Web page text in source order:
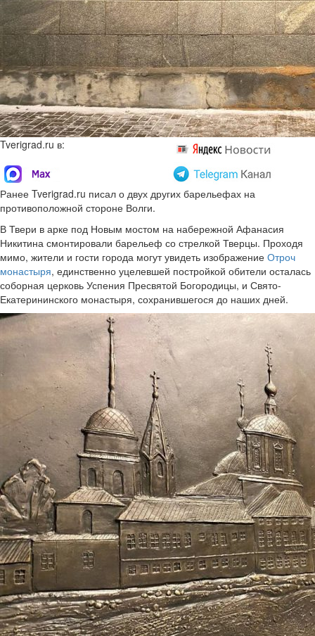
Tverigrad.ru в:
Ранее Tverigrad.ru писал о двух других барельефах на
противоположной стороне Волги.
В Твери в арке под Новым мостом на набережной Афанасия
Никитина смонтировали барельеф со стрелкой Тверцы. Проходя
мимо, жители и гости города могут увидеть изображение Отроч
монастыря, единственно уцелевшей постройкой обители осталась
соборная церковь Успения Пресвятой Богородицы, и Свято-
Екатерининского монастыря, сохранившегося до наших дней.